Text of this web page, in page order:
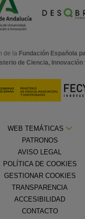
de la Fundación Española
de Ciencia,
WEB TEMÁTICAS
PATRONOS
AVISO LEGAL
POLÍTICA DE COOKIES
GESTIONAR COOKIES
TRANSPARENCIA
ACCESIBILIDAD
CONTACTO